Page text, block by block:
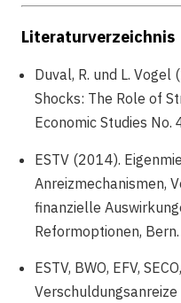
Literaturverzeichnis
Duval, R. und L.
Shocks: The Role of
Economic Studies No.
ESTV (2014).
Anreizmechanismen,
finanzielle
Reformoptionen, Bern.
ESTV, BWO, EFV,